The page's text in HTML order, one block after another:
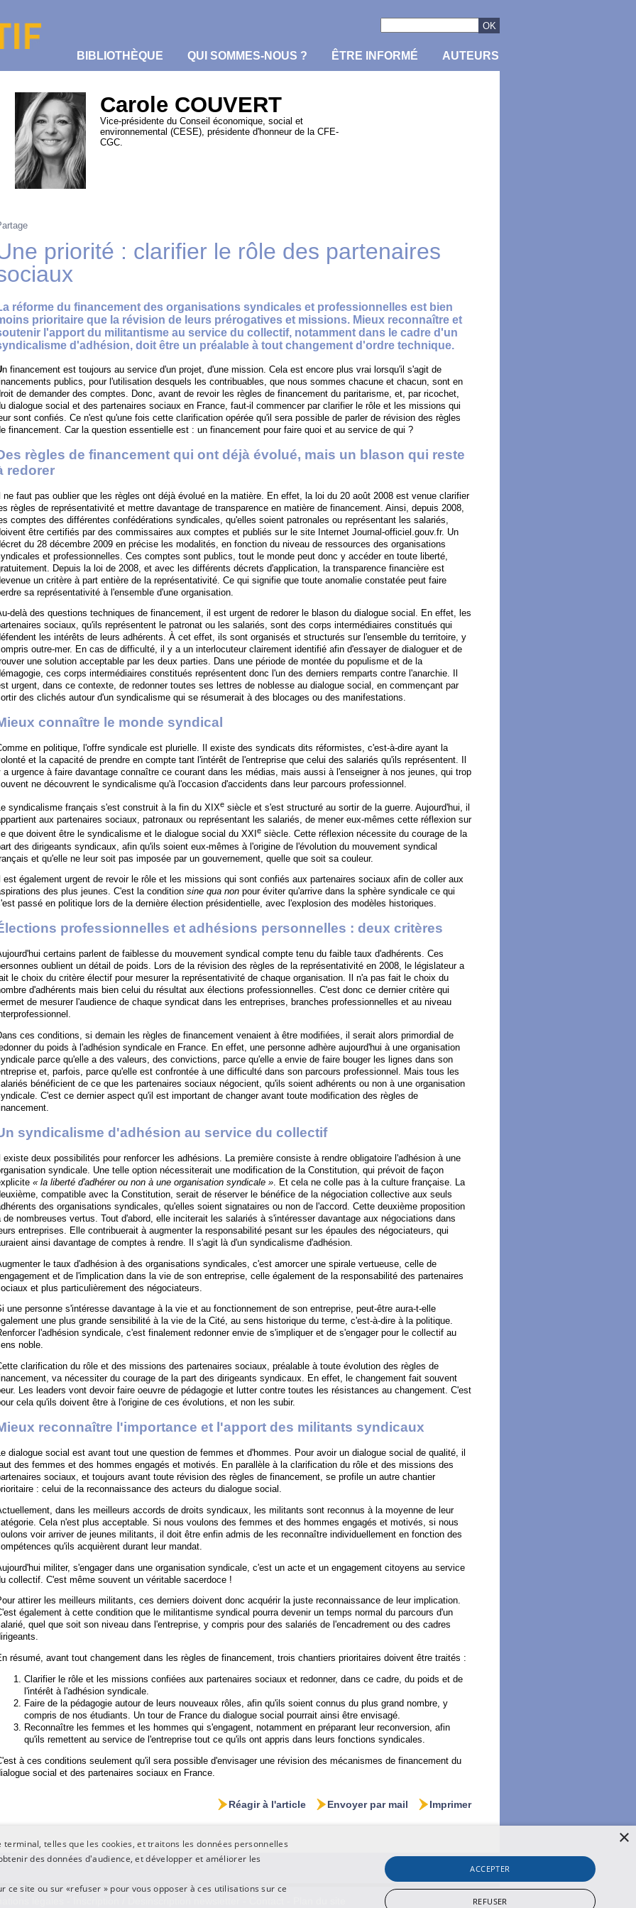
BIBLIOTHÈQUE QUI SOMMES-NOUS ? ÊTRE INFORMÉ AUTEURS
Carole COUVERT
Vice-présidente du Conseil économique, social et
environnemental (CESE), présidente d'honneur de la CFE-
CGC.
priorité : clarifier le rôle des partenaires
réforme du financement des organisations syndicales et professionnelles est bien
prioritaire que la révision de leurs prérogatives et missions. Mieux reconnaître et
l'apport du militantisme au service du collectif, notamment dans le cadre d'un
d'adhésion, doit être un préalable à tout changement d'ordre technique.
n financement est toujours au service d'un projet, d'une mission. Cela est encore plus vrai lorsqu'il s'agit de
publics, pour l'utilisation desquels les contribuables, que nous sommes chacune et chacun, sont en
de demander des comptes. Donc, avant de revoir les règles de financement du paritarisme, et, par ricochet,
dialogue social et des partenaires sociaux en France, faut-il commencer par clarifier le rôle et les missions qui
sont confiés. Ce n'est qu'une fois cette clarification opérée qu'il sera possible de parler de révision des règles
financement. Car la question essentielle est : un financement pour faire quoi et au service de qui ?
règles de financement qui ont déjà évolué, mais un blason qui reste
redorer
ne faut pas oublier que les règles ont déjà évolué en la matière. En effet, la loi du 20 août 2008 est venue clarifier
règles de représentativité et mettre davantage de transparence en matière de financement. Ainsi, depuis 2008,
comptes des différentes confédérations syndicales, qu'elles soient patronales ou représentant les salariés,
être certifiés par des commissaires aux comptes et publiés sur le site Internet Journal-officiel.gouv.fr. Un
du 28 décembre 2009 en précise les modalités, en fonction du niveau de ressources des organisations
et professionnelles. Ces comptes sont publics, tout le monde peut donc y accéder en toute liberté,
Depuis la loi de 2008, et avec les différents décrets d'application, la transparence financière est
un critère à part entière de la représentativité. Ce qui signifie que toute anomalie constatée peut faire
sa représentativité à l'ensemble d'une organisation.
delà des questions techniques de financement, il est urgent de redorer le blason du dialogue social. En effet, les
sociaux, qu'ils représentent le patronat ou les salariés, sont des corps intermédiaires constitués qui
les intérêts de leurs adhérents. À cet effet, ils sont organisés et structurés sur l'ensemble du territoire, y
outre-mer. En cas de difficulté, il y a un interlocuteur clairement identifié afin d'essayer de dialoguer et de
une solution acceptable par les deux parties. Dans une période de montée du populisme et de la
ces corps intermédiaires constitués représentent donc l'un des derniers remparts contre l'anarchie. Il
urgent, dans ce contexte, de redonner toutes ses lettres de noblesse au dialogue social, en commençant par
des clichés autour d'un syndicalisme qui se résumerait à des blocages ou des manifestations.
connaître le monde syndical
en politique, l'offre syndicale est plurielle. Il existe des syndicats dits réformistes, c'est-à-dire ayant la
et la capacité de prendre en compte tant l'intérêt de l'entreprise que celui des salariés qu'ils représentent. Il
a urgence à faire davantage connaître ce courant dans les médias, mais aussi à l'enseigner à nos jeunes, qui trop
ne découvrent le syndicalisme qu'à l'occasion d'accidents dans leur parcours professionnel.
syndicalisme français s'est construit à la fin du XIXe siècle et s'est structuré au sortir de la guerre. Aujourd'hui, il
aux partenaires sociaux, patronaux ou représentant les salariés, de mener eux-mêmes cette réflexion sur
que doivent être le syndicalisme et le dialogue social du XXI e siècle. Cette réflexion nécessite du courage de la
des dirigeants syndicaux, afin qu'ils soient eux-mêmes à l'origine de l'évolution du mouvement syndical
et qu'elle ne leur soit pas imposée par un gouvernement, quelle que soit sa couleur.
Il est également urgent de revoir le rôle et les missions qui sont confiés aux partenaires sociaux afin de coller aux
des plus jeunes. C'est la condition sine qua non pour éviter qu'arrive dans la sphère syndicale ce qui
passé en politique lors de la dernière élection présidentielle, avec l'explosion des modèles historiques.
professionnelles et adhésions personnelles : deux critères
certains parlent de faiblesse du mouvement syndical compte tenu du faible taux d'adhérents. Ces
oublient un détail de poids. Lors de la révision des règles de la représentativité en 2008, le législateur a
le choix du critère électif pour mesurer la représentativité de chaque organisation. Il n'a pas fait le choix du
d'adhérents mais bien celui du résultat aux élections professionnelles. C'est donc ce dernier critère qui
de mesurer l'audience de chaque syndicat dans les entreprises, branches professionnelles et au niveau
ces conditions, si demain les règles de financement venaient à être modifiées, il serait alors primordial de
du poids à l'adhésion syndicale en France. En effet, une personne adhère aujourd'hui à une organisation
parce qu'elle a des valeurs, des convictions, parce qu'elle a envie de faire bouger les lignes dans son
et, parfois, parce qu'elle est confrontée à une difficulté dans son parcours professionnel. Mais tous les
bénéficient de ce que les partenaires sociaux négocient, qu'ils soient adhérents ou non à une organisation
C'est ce dernier aspect qu'il est important de changer avant toute modification des règles de
syndicalisme d'adhésion au service du collectif
Il existe deux possibilités pour renforcer les adhésions. La première consiste à rendre obligatoire l'adhésion à une
syndicale. Une telle option nécessiterait une modification de la Constitution, qui prévoit de façon
« la liberté d'adhérer ou non à une organisation syndicale » . Et cela ne colle pas à la culture française. La
compatible avec la Constitution, serait de réserver le bénéfice de la négociation collective aux seuls
des organisations syndicales, qu'elles soient signataires ou non de l'accord. Cette deuxième proposition
de nombreuses vertus. Tout d'abord, elle inciterait les salariés à s'intéresser davantage aux négociations dans
entreprises. Elle contribuerait à augmenter la responsabilité pesant sur les épaules des négociateurs, qui
ainsi davantage de comptes à rendre. Il s'agit là d'un syndicalisme d'adhésion.
le taux d'adhésion à des organisations syndicales, c'est amorcer une spirale vertueuse, celle de
et de l'implication dans la vie de son entreprise, celle également de la responsabilité des partenaires
et plus particulièrement des négociateurs.
une personne s'intéresse davantage à la vie et au fonctionnement de son entreprise, peut-être aura-t-elle
une plus grande sensibilité à la vie de la Cité, au sens historique du terme, c'est-à-dire à la politique.
l'adhésion syndicale, c'est finalement redonner envie de s'impliquer et de s'engager pour le collectif au
noble.
clarification du rôle et des missions des partenaires sociaux, préalable à toute évolution des règles de
va nécessiter du courage de la part des dirigeants syndicaux. En effet, le changement fait souvent
Les leaders vont devoir faire oeuvre de pédagogie et lutter contre toutes les résistances au changement. C'est
cela qu'ils doivent être à l'origine de ces évolutions, et non les subir.
reconnaître l'importance et l'apport des militants syndicaux
dialogue social est avant tout une question de femmes et d'hommes. Pour avoir un dialogue social de qualité, il
des femmes et des hommes engagés et motivés. En parallèle à la clarification du rôle et des missions des
sociaux, et toujours avant toute révision des règles de financement, se profile un autre chantier
: celui de la reconnaissance des acteurs du dialogue social.
dans les meilleurs accords de droits syndicaux, les militants sont reconnus à la moyenne de leur
Cela n'est plus acceptable. Si nous voulons des femmes et des hommes engagés et motivés, si nous
voir arriver de jeunes militants, il doit être enfin admis de les reconnaître individuellement en fonction des
qu'ils acquièrent durant leur mandat.
militer, s'engager dans une organisation syndicale, c'est un acte et un engagement citoyens au service
collectif. C'est même souvent un véritable sacerdoce !
attirer les meilleurs militants, ces derniers doivent donc acquérir la juste reconnaissance de leur implication.
également à cette condition que le militantisme syndical pourra devenir un temps normal du parcours d'un
quel que soit son niveau dans l'entreprise, y compris pour des salariés de l'encadrement ou des cadres
résumé, avant tout changement dans les règles de financement, trois chantiers prioritaires doivent être traités :
Clarifier le rôle et les missions confiées aux partenaires sociaux et redonner, dans ce cadre, du poids et de
l'intérêt à l'adhésion syndicale.
Faire de la pédagogie autour de leurs nouveaux rôles, afin qu'ils soient connus du plus grand nombre, y
compris de nos étudiants. Un tour de France du dialogue social pourrait ainsi être envisagé.
Reconnaître les femmes et les hommes qui s'engagent, notamment en préparant leur reconversion, afin
qu'ils remettent au service de l'entreprise tout ce qu'ils ont appris dans leurs fonctions syndicales.
à ces conditions seulement qu'il sera possible d'envisager une révision des mécanismes de financement du
social et des partenaires sociaux en France.
Imprimer
Envoyer par mail
Réagir à l'article
telles que les cookies, et traitons les données personnelles
des données d'audience, et développer et améliorer les
site ou sur «refuser » pour vous opposer à ces utilisations sur ce
ACCEPTER
REFUSER
×